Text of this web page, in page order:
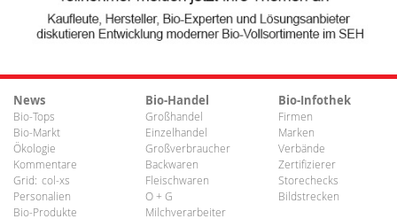
News
Bio-Tops
Bio-Markt
Ökologie
Kommentare
Grid: col-xs
Personalien
Bio-Produkte
Bio-Handel
Großhandel
Einzelhandel
Großverbraucher
Backwaren
Fleischwaren
O + G
Milchverarbeiter
Bio-Infothek
Firmen
Marken
Verbände
Zertifizierer
Storechecks
Bildstrecken